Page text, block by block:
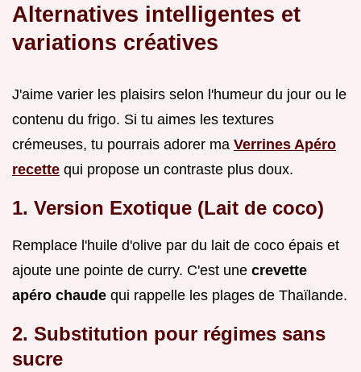
Alternatives intelligentes et
variations créatives
J'aime varier les plaisirs selon l'humeur du jour ou le
contenu du frigo. Si tu aimes les textures
crémeuses, tu pourrais adorer ma Verrines Apéro
recette qui propose un contraste plus doux.
1. Version Exotique (Lait de coco)
Remplace l'huile d'olive par du lait de coco épais et
ajoute une pointe de curry. C'est une crevette
apéro chaude qui rappelle les plages de Thaïlande.
2. Substitution pour régimes sans
sucre